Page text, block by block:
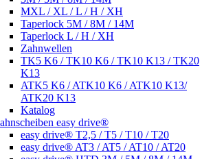
MXL / XL / L / H / XH
Taperlock 5M / 8M / 14M
Taperlock L / H / XH
Zahnwellen
TK5 K6 / TK10 K6 / TK10 K13 / TK20
K13
ATK5 K6 / ATK10 K6 / ATK10 K13/
ATK20 K13
Katalog
easy drive®
easy drive® T2,5 / T5 / T10 / T20
easy drive® AT3 / AT5 / AT10 / AT20